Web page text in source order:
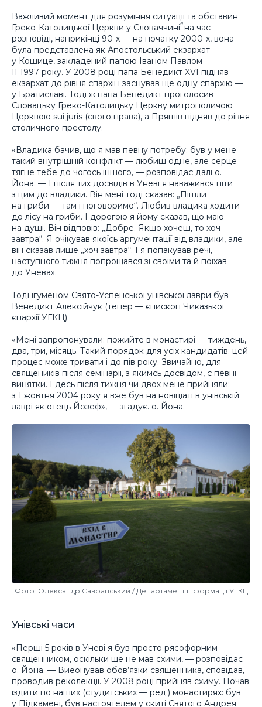
Важливий момент для розуміння ситуації та обставин
Греко-Католицької Церкви у Словаччині: на час
розповіді, наприкінці 90-х — на початку 2000-х, вона
була представлена як Апостольський екзархат
у Кошице, закладений папою Іваном Павлом
ІІ 1997 року. У 2008 році папа Бенедикт XVI підняв
екзархат до рівня єпархії і заснував ще одну єпархію —
у Братиславі. Тоді ж папа Бенедикт проголосив
Словацьку Греко-Католицьку Церкву митрополичою
Церквою sui juris (свого права), а Пряшів підняв до рівня
столичного престолу.
«Владика бачив, що я мав певну потребу: був у мене
такий внутрішній конфлікт — любиш одне, але серце
тягне тебе до чогось іншого, — розповідає далі о.
Йона. — І після тих досвідів в Уневі я наважився піти
з цим до владики. Він мені тоді сказав: „Пішли
на гриби — там і поговоримо“. Любив владика ходити
до лісу на гриби. І дорогою я йому сказав, що маю
на душі. Він відповів: „Добре. Якщо хочеш, то хоч
завтра“. Я очікував якоїсь аргументації від владики, але
він сказав лише „хоч завтра“. І я попакував речі,
наступного тижня попрощався зі своїми та й поїхав
до Унева».
Тоді ігуменом Свято-Успенської унівської лаври був
Венедикт Алексійчук (тепер — єпископ Чиказької
єпархії УГКЦ).
«Мені запропонували: пожийте в монастирі — тиждень,
два, три, місяць. Такий порядок для усіх кандидатів: цей
процес може тривати і до пів року. Звичайно, для
священиків після семінарії, з якимсь досвідом, є певні
винятки. І десь після тижня чи двох мене прийняли:
з 1 жовтня 2004 року я вже був на новіціаті в унівській
лаврі як отець Йозеф», — згадує. о. Йона.
Фото: Олександр Савранський / Департамент інформації УГКЦ
Унівські часи
«Перші 5 років в Уневі я був просто рясофорним
священником, оскільки ще не мав схими, — розповідає
о. Йона. — Виеонував обов’язки священника, сповідав,
проводив реколекції. У 2008 році прийняв схиму. Почав
їздити по наших (студитських — ред.) монастирях: був
у Підкамені, був настоятелем у скиті Святого Андрея